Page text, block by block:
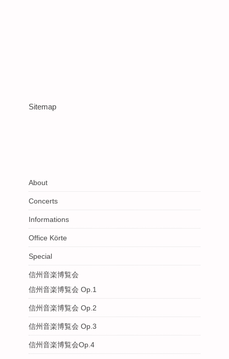
Sitemap
About
Concerts
Informations
Office Körte
Special
信州音楽博覧会
信州音楽博覧会 Op.1
信州音楽博覧会 Op.2
信州音楽博覧会 Op.3
信州音楽博覧会Op.4